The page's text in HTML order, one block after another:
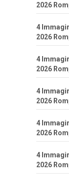
2026
4
2026
4
2026
4
2026
4
2026
4
2026